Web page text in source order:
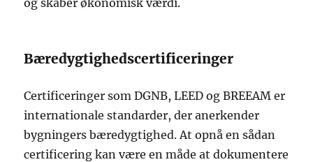
Bæredygtighedscertificeringer
Certificeringer som DGNB, LEED og BREEAM er
internationale standarder, der anerkender
bygningers bæredygtighed. At opnå en sådan
certificering kan være en måde at dokumentere